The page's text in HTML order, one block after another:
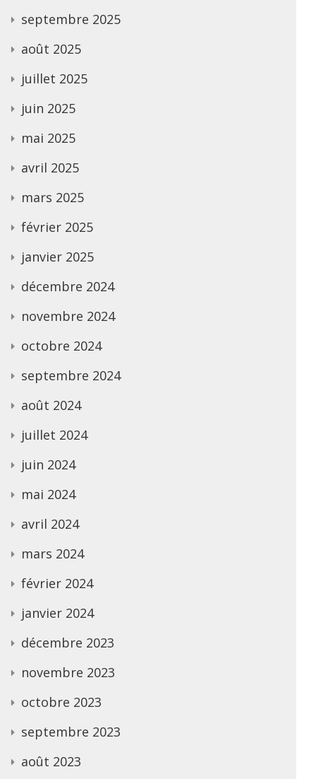
septembre 2025
août 2025
juillet 2025
juin 2025
mai 2025
avril 2025
mars 2025
février 2025
janvier 2025
décembre 2024
novembre 2024
octobre 2024
septembre 2024
août 2024
juillet 2024
juin 2024
mai 2024
avril 2024
mars 2024
février 2024
janvier 2024
décembre 2023
novembre 2023
octobre 2023
septembre 2023
août 2023